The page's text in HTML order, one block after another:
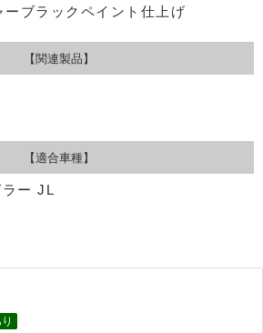
ブラックペイント仕上げ
【関連製品】
【適合車種】
ー JL